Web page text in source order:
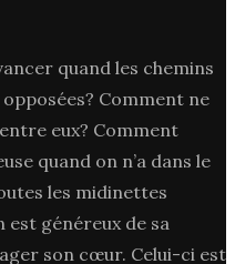
quand les chemins
Comment ne
eux? Comment
quand on n’a dans le
les midinettes
est généreux de sa
son cœur. Celui-ci est